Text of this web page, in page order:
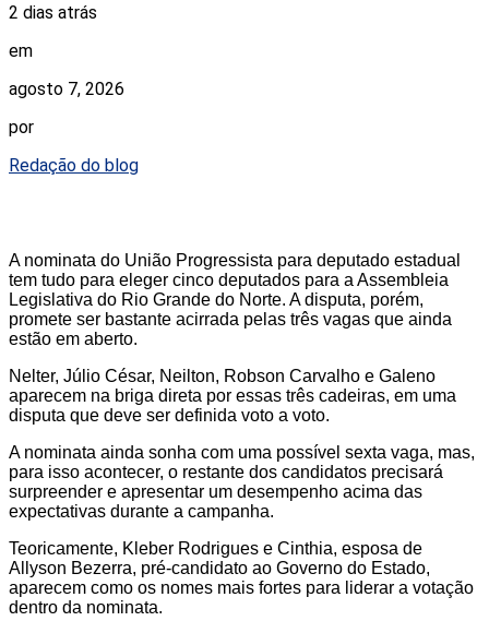
2 dias atrás
em
agosto 7, 2026
por
Redação do blog
A nominata do União Progressista para deputado estadual
tem tudo para eleger cinco deputados para a Assembleia
Legislativa do Rio Grande do Norte. A disputa, porém,
promete ser bastante acirrada pelas três vagas que ainda
estão em aberto.
Nelter, Júlio César, Neilton, Robson Carvalho e Galeno
aparecem na briga direta por essas três cadeiras, em uma
disputa que deve ser definida voto a voto.
A nominata ainda sonha com uma possível sexta vaga, mas,
para isso acontecer, o restante dos candidatos precisará
surpreender e apresentar um desempenho acima das
expectativas durante a campanha.
Teoricamente, Kleber Rodrigues e Cinthia, esposa de
Allyson Bezerra, pré-candidato ao Governo do Estado,
aparecem como os nomes mais fortes para liderar a votação
dentro da nominata.